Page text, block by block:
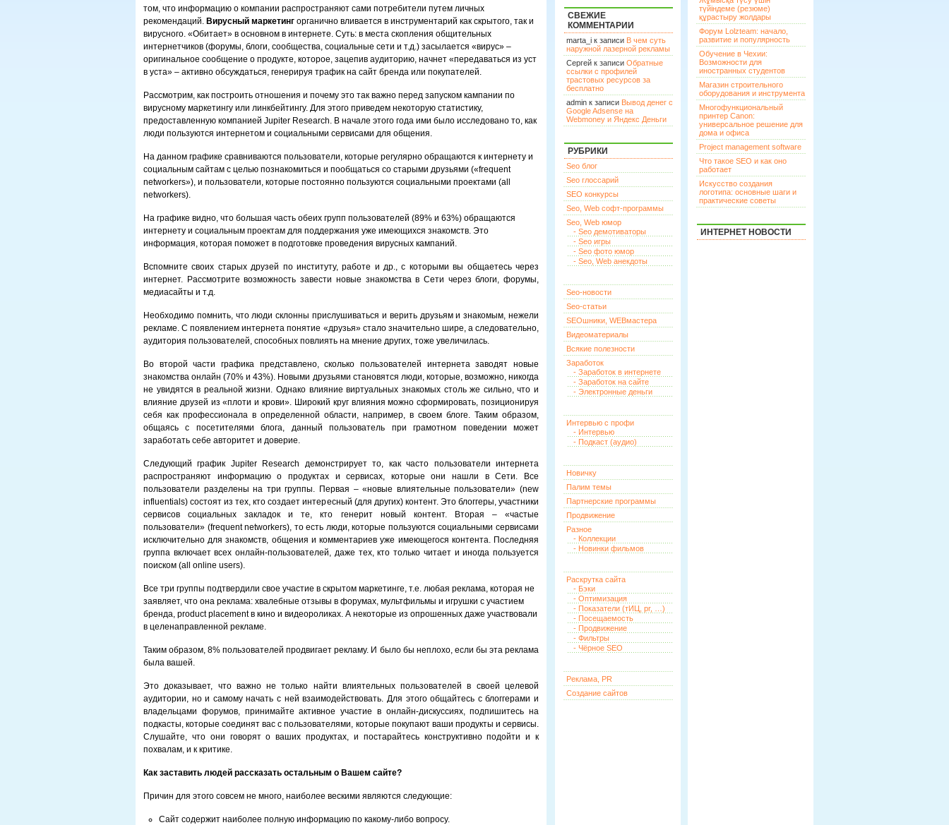
том, что информацию о компании распространяют сами потребители путем личных
рекомендаций. Вирусный маркетинг органично вливается в инструментарий как скрытого, так и
вирусного. «Обитает» в основном в интернете. Суть: в места скопления общительных
интернетчиков (форумы, блоги, сообщества, социальные сети и т.д.) засылается «вирус» –
оригинальное сообщение о продукте, которое, зацепив аудиторию, начнет «передаваться из уст
в уста» – активно обсуждаться, генерируя трафик на сайт бренда или покупателей.
Рассмотрим, как построить отношения и почему это так важно перед запуском кампании по
вирусному маркетингу или линкбейтингу. Для этого приведем некоторую статистику,
предоставленную компанией Jupiter Research. В начале этого года ими было исследовано то, как
люди пользуются интернетом и социальными сервисами для общения.
На данном графике сравниваются пользователи, которые регулярно обращаются к интернету и
социальным сайтам с целью познакомиться и пообщаться со старыми друзьями («frequent
networkers»), и пользователи, которые постоянно пользуются социальными проектами (all
networkers).
На графике видно, что большая часть обеих групп пользователей (89% и 63%) обращаются
интернету и социальным проектам для поддержания уже имеющихся знакомств. Это
информация, которая поможет в подготовке проведения вирусных кампаний.
Вспомните своих старых друзей по институту, работе и др., с которыми вы общаетесь через
интернет. Рассмотрите возможность завести новые знакомства в Сети через блоги, форумы,
медиасайты и т.д.
Необходимо помнить, что люди склонны прислушиваться и верить друзьям и знакомым, нежели
рекламе. С появлением интернета понятие «друзья» стало значительно шире, а следовательно,
аудитория пользователей, способных повлиять на мнение других, тоже увеличилась.
Во второй части графика представлено, сколько пользователей интернета заводят новые
знакомства онлайн (70% и 43%). Новыми друзьями становятся люди, которые, возможно, никогда
не увидятся в реальной жизни. Однако влияние виртуальных знакомых столь же сильно, что и
влияние друзей из «плоти и крови». Широкий круг влияния можно сформировать, позиционируя
себя как профессионала в определенной области, например, в своем блоге. Таким образом,
общаясь с посетителями блога, данный пользователь при грамотном поведении может
заработать себе авторитет и доверие.
Следующий график Jupiter Research демонстрирует то, как часто пользователи интернета
распространяют информацию о продуктах и сервисах, которые они нашли в Сети. Все
пользователи разделены на три группы. Первая – «новые влиятельные пользователи» (new
influentials) состоят из тех, кто создает интересный (для других) контент. Это блоггеры, участники
сервисов социальных закладок и те, кто генерит новый контент. Вторая – «частые
пользователи» (frequent networkers), то есть люди, которые пользуются социальными сервисами
исключительно для знакомств, общения и комментариев уже имеющегося контента. Последняя
группа включает всех онлайн-пользователей, даже тех, кто только читает и иногда пользуется
поиском (all online users).
Все три группы подтвердили свое участие в скрытом маркетинге, т.е. любая реклама, которая не
заявляет, что она реклама: хвалебные отзывы в форумах, мультфильмы и игрушки с участием
бренда, product placement в кино и видеороликах. А некоторые из опрошенных даже участвовали
в целенаправленной рекламе.
Таким образом, 8% пользователей продвигает рекламу. И было бы неплохо, если бы эта реклама
была вашей.
Это доказывает, что важно не только найти влиятельных пользователей в своей целевой
аудитории, но и самому начать с ней взаимодействовать. Для этого общайтесь с блоггерами и
владельцами форумов, принимайте активное участие в онлайн-дискуссиях, подпишитесь на
подкасты, которые соединят вас с пользователями, которые покупают ваши продукты и сервисы.
Слушайте, что они говорят о ваших продуктах, и постарайтесь конструктивно подойти и к
похвалам, и к критике.
Как заставить людей рассказать остальным о Вашем сайте?
Причин для этого совсем не много, наиболее вескими являются следующие:
Сайт содержит наиболее полную информацию по какому-либо вопросу.
СВЕЖИЕ
КОММЕНТАРИИ
marta_i к записи В чем суть
наружной лазерной рекламы
Сергей к записи Обратные
ссылки с профилей
трастовых ресурсов за
бесплатно
admin к записи Вывод денег с
Google Adsense на
Webmoney и Яндекс Деньги
РУБРИКИ
Seo блог
Seo глоссарий
SEO конкурсы
Seo, Web софт-программы
Seo, Web юмор
- Seo демотиваторы
- Seo игры
- Seo фото юмор
- Seo, Web анекдоты
Seo-новости
Seo-статьи
SEOшники, WEBмастера
Видеоматериалы
Всякие полезности
Заработок
- Заработок в интернете
- Заработок на сайте
- Электронные деньги
Интервью с профи
- Интервью
- Подкаст (аудио)
Новичку
Палим темы
Партнерские программы
Продвижение
Разное
- Коллекции
- Новинки фильмов
Раскрутка сайта
- Бэки
- Оптимизация
- Показатели (тИЦ, pr, …)
- Посещаемость
- Продвижение
- Фильтры
- Чёрное SEO
Реклама, PR
Создание сайтов
түйіндеме (резюме)
құрастыру жолдары
Форум Lolzteam: начало,
развитие и популярность
Обучение в Чехии:
Возможности для
иностранных студентов
Магазин строительного
оборудования и инструмента
Многофункциональный
принтер Canon:
универсальное решение для
дома и офиса
Project management software
Что такое SEO и как оно
работает
Искусство создания
логотипа: основные шаги и
практические советы
ИНТЕРНЕТ НОВОСТИ